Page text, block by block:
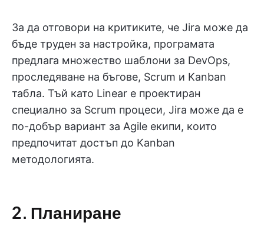
За да отговори на критиките, че Jira може да
бъде труден за настройка, програмата
предлага множество шаблони за DevOps,
проследяване на бъгове, Scrum и Kanban
табла. Тъй като Linear е проектиран
специално за Scrum процеси, Jira може да е
по-добър вариант за Agile екипи, които
предпочитат достъп до Kanban
методологията.
2. Планиране